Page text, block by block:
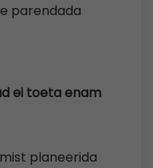
parendada
ei toeta enam
planeerida